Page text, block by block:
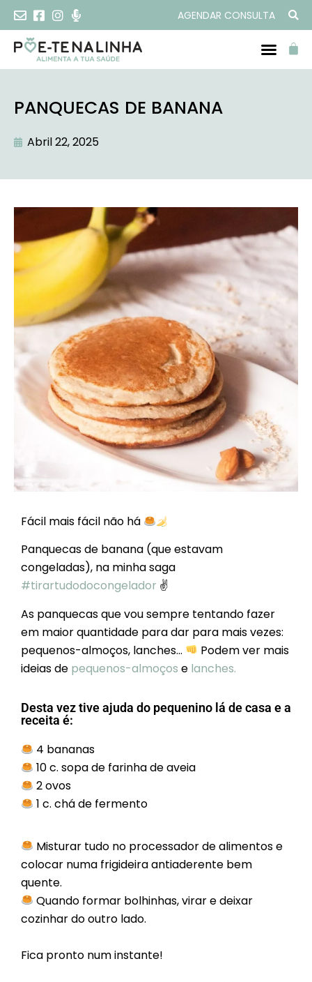
AGENDAR CONSULTA
PANQUECAS DE BANANA
Abril 22, 2025
Fácil mais fácil não há
Panquecas de banana (que estavam
congeladas), na minha saga
#tirartudodocongelador ✌
As panquecas que vou sempre tentando fazer
em maior quantidade para dar para mais vezes:
pequenos-almoços, lanches…
Podem ver mais
ideias de pequenos-almoços e lanches.
Desta vez tive ajuda do pequenino lá de casa e a
receita é:
4 bananas
10 c. sopa de farinha de aveia
2 ovos
1 c. chá de fermento
Misturar tudo no processador de alimentos e
colocar numa frigideira antiaderente bem
quente.
Quando formar bolhinhas, virar e deixar
cozinhar do outro lado.
Fica pronto num instante!